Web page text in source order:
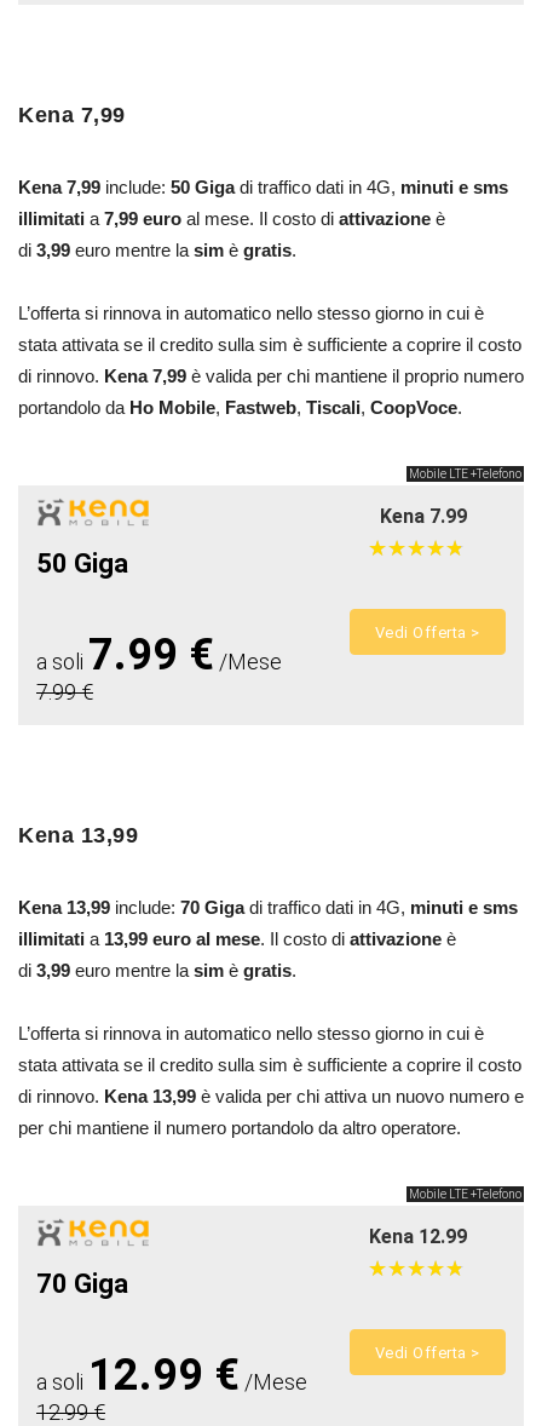
Kena 7,99
Kena 7,99 include: 50 Gigadi traffico dati in 4G, minuti e sms
illimitati a7,99 euro al mese. Il costo di attivazione è
di 3,99 euro mentre lasim è gratis.
L’offerta si rinnova in automatico nello stesso giorno in cui è
stata attivata se il credito sulla sim è sufficiente a coprire il costo
di rinnovo. Kena 7,99 è valida per chi mantiene il proprio numero
portandolo da Ho Mobile, Fastweb, Tiscali, CoopVoce.
Mobile LTE +Telefono
Kena 7.99
50 Giga
★★★★★
★★★★★
a soli 7.99 € /Mese
7.99 €
Vedi Offerta >
Kena 13,99
Kena 13,99 include: 70 Gigadi traffico dati in 4G, minuti e sms
illimitati a 13,99 euro al mese. Il costo di attivazione è
di 3,99 euro mentre la sim è gratis.
L’offerta si rinnova in automatico nello stesso giorno in cui è
stata attivata se il credito sulla sim è sufficiente a coprire il costo
di rinnovo. Kena 13,99 è valida per chi attiva un nuovo numero e
per chi mantiene il numero portandolo da altro operatore.
Mobile LTE +Telefono
Kena 12.99
70 Giga
★★★★★
★★★★★
a soli 12.99 € /Mese
12.99 €
Vedi Offerta >